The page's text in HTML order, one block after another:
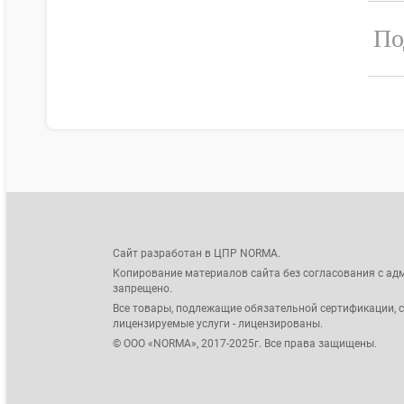
Сайт разработан в ЦПР NORMA.
Копирование материалов сайта без согласования с
запрещено.
Все товары, подлежащие обязательной сертификации,
лицензируемые услуги - лицензированы.
© ООО «NORMA», 2017-2025г. Все права защищены.